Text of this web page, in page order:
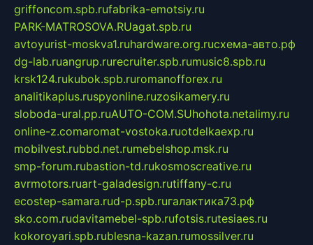
griffoncom.spb.rufabrika-emotsiy.ru
PARK-MATROSOVA.RUagat.spb.ru
avtoyurist-moskva1.ruhardware.org.ruсхема-авто.рф
dg-lab.ruangrup.rurecruiter.spb.rumusic8.spb.ru
krsk124.rukubok.spb.ruromanofforex.ru
analitikaplus.ruspyonline.ruzosikamery.ru
sloboda-ural.pp.ruAUTO-COM.SUhohota.netalimy.ru
online-z.comaromat-vostoka.ruotdelkaexp.ru
mobilvest.rubbd.net.rumebelshop.msk.ru
smp-forum.rubastion-td.rukosmoscreative.ru
avrmotors.ruart-galadesign.rutiffany-c.ru
ecostep-samara.rud-p.spb.ruгалактика73.рф
sko.com.rudavitamebel-spb.rufotsis.rutesiaes.ru
kokoroyari.spb.rublesna-kazan.rumossilver.ru